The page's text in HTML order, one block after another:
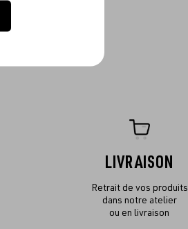
LIVRAISON
Retrait de vos produits
dans notre atelier
ou en livraison